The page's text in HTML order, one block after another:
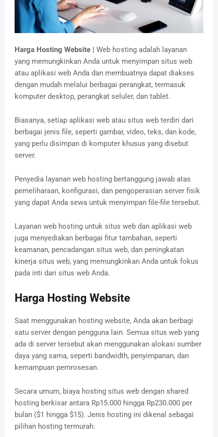
Harga Hosting Website | Web hosting adalah layanan
yang memungkinkan Anda untuk menyimpan situs web
atau aplikasi web Anda dan membuatnya dapat diakses
dengan mudah melalui berbagai perangkat, termasuk
komputer desktop, perangkat seluler, dan tablet.
Biasanya, setiap aplikasi web atau situs web terdiri dari
berbagai jenis file, seperti gambar, video, teks, dan kode,
yang perlu disimpan di komputer khusus yang disebut
server.
Penyedia layanan web hosting bertanggung jawab atas
pemeliharaan, konfigurasi, dan pengoperasian server fisik
yang dapat Anda sewa untuk menyimpan file-file tersebut.
Layanan web hosting untuk situs web dan aplikasi web
juga menyediakan berbagai fitur tambahan, seperti
keamanan, pencadangan situs web, dan peningkatan
kinerja situs web, yang memungkinkan Anda untuk fokus
pada inti dari situs web Anda.
Harga Hosting Website
Saat menggunakan hosting website, Anda akan berbagi
satu server dengan pengguna lain. Semua situs web yang
ada di server tersebut akan menggunakan alokasi sumber
daya yang sama, seperti bandwidth, penyimpanan, dan
kemampuan pemrosesan.
Secara umum, biaya hosting situs web dengan shared
hosting berkisar antara Rp15.000 hingga Rp230.000 per
bulan ($1 hingga $15). Jenis hosting ini dikenal sebagai
pilihan hosting termurah.